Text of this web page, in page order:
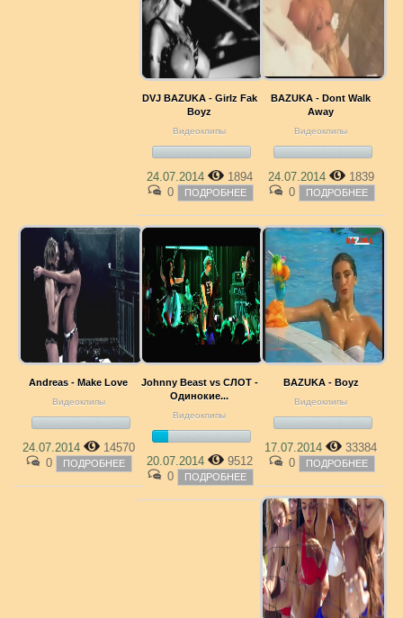
DVJ BAZUKA - Girlz Fak
Boyz
Видеоклипы
24.07.2014
1894
0
ПОДРОБНЕЕ
BAZUKA - Dont Walk
Away
Видеоклипы
24.07.2014
1839
0
ПОДРОБНЕЕ
Andreas - Make Love
Видеоклипы
24.07.2014
14570
0
ПОДРОБНЕЕ
Johnny Beast vs СЛОТ -
Одинокие...
Видеоклипы
20.07.2014
9512
0
ПОДРОБНЕЕ
BAZUKA - Boyz
Видеоклипы
17.07.2014
33384
0
ПОДРОБНЕЕ